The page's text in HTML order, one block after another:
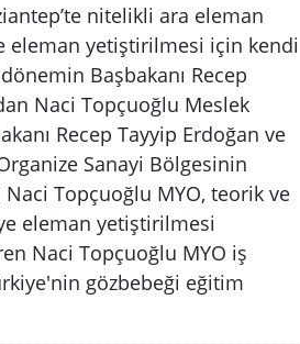
nitelikli ara eleman
eleman yetiştirilmesi için kendi
Başbakanı Recep
Naci Topçuoğlu Meslek
Recep Tayyip Erdoğan ve
Sanayi Bölgesinin
Topçuoğlu MYO, teorik ve
eleman yetiştirilmesi
Naci Topçuoğlu MYO iş
gözbebeği eğitim